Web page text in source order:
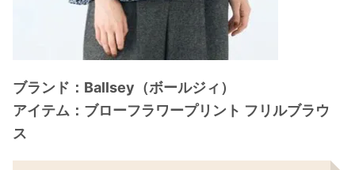
ブランド：Ballsey（ボールジィ）
アイテム：ブローフラワープリント フリルブラウ
ス